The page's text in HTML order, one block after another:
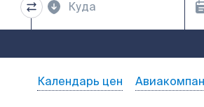
Календарь цен